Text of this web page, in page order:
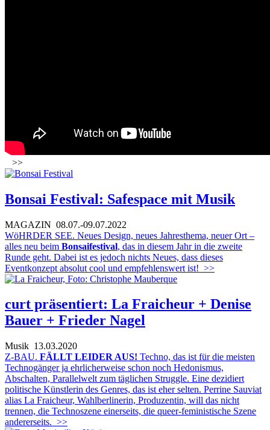
>>
Bonsai Festival: Safespace mit Musik
MAGAZIN 08.07.-09.07.2022
WöHRDER SEE. Neues Design, neues Jahresthema, neuer Ort –
alles neu beim Bonsaifestival, das in diesem Jahr in die zweite
Runde geht. Dabei ist es jedoch nichts Neues, dass dieses
Eventkonzept absolut cool und empfehlenswert ist! >>
curt präsentiert: La Fraicheur + Denise
Bauer + Frieder Nagel
Musik 13.03.2020
Z-BAU. FÄLLT LEIDER AUS! Techno, das ist für die meisten
Technogänger ja ehrlicherweise schon noch Hedonismus,
Abschalten, Parallelwelt zum täglichen Struggle. Eine dezidiert
politische Künstlerin des Genres, das ist eher selten. Perrine Sauviat
alias La Fraicheur, Wahlberlinerin, Produzentin, will das nicht
trennen, die Technoszene einerseits, die queer-feministische Szene
andererseits. >>